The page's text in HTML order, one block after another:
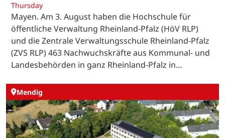
Thursday
Mayen. Am 3. August haben die Hochschule für
öffentliche Verwaltung Rheinland-Pfalz (HöV RLP)
und die Zentrale Verwaltungsschule Rheinland-Pfalz
(ZVS RLP) 463 Nachwuchskräfte aus Kommunal- und
Landesbehörden in ganz Rheinland-Pfalz in…
Mendig